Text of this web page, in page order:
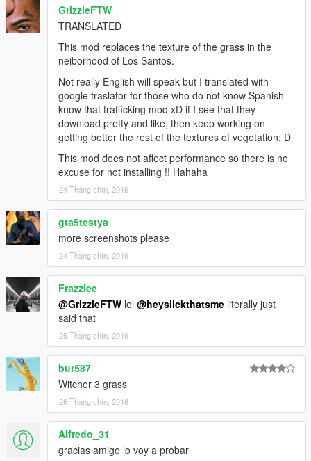
GrizzleFTW
TRANSLATED
This mod replaces the texture of the grass in the
neiborhood of Los Santos.
Not really English will speak but I translated with
google traslator for those who do not know Spanish
know that trafficking mod xD if I see that they
download pretty and like, then keep working on
getting better the rest of the textures of vegetation: D
This mod does not affect performance so there is no
excuse for not installing !! Hahaha
24 Tháng chín, 2016
gta5testya
more screenshots please
24 Tháng chín, 2016
Frazzlee
@GrizzleFTW lol @heyslickthatsme literally just
said that
25 Tháng chín, 2016
bur587
Witcher 3 grass
26 Tháng chín, 2016
Alfredo_31
gracias amigo lo voy a probar